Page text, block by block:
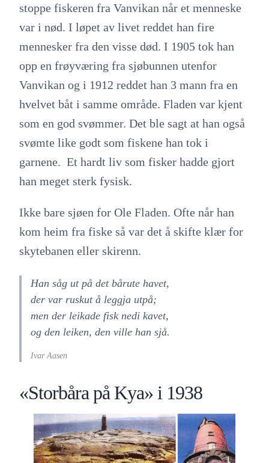
stoppe fiskeren fra Vanvikan når et menneske
var i nød. I løpet av livet reddet han fire
mennesker fra den visse død. I 1905 tok han
opp en frøyværing fra sjøbunnen utenfor
Vanvikan og i 1912 reddet han 3 mann fra en
hvelvet båt i samme område. Fladen var kjent
som en god svømmer. Det ble sagt at han også
svømte like godt som fiskene han tok i
garnene. Et hardt liv som fisker hadde gjort
han meget sterk fysisk.
Ikke bare sjøen for Ole Fladen. Ofte når han
kom heim fra fiske så var det å skifte klær for
skytebanen eller skirenn.
Han såg ut på det bårute havet,
der var ruskut å leggja utpå;
men der leikade fisk nedi kavet,
og den leiken, den ville han sjå.
Ivar Aasen
«Storbåra på Kya» i 1938